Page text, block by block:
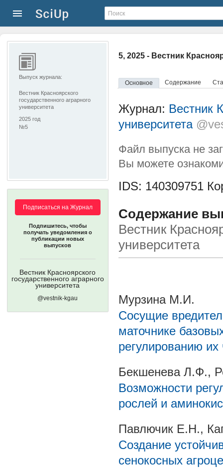
5, 2025 - Вестник
Основное Содержание
Выпуск журнала:
Вестник Красноярского
государственного аграрного
университета
2025 год
№5
Подписаться на Журнал
Подпишитесь, чтобы
получать уведомления о
публикации новых
выпусков
Вестник Красноярского
государственного аграрного
университета
@vestnik-kgau
Журнал: Вестник
университета
Файл выпуска не
Вы можете
IDS: 140309751
Содержание
Вестник
университета
Мурзина М.И.
Сосущие
маточнике
регулированию
Бекшенева Л.Ф.,
Возможности
рослей и
Павлючик Е.Н.,
Создание
сенокосных